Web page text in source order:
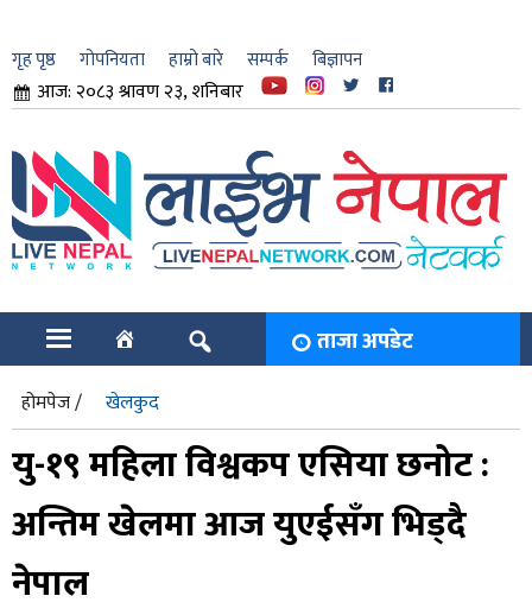
गृह पृष्ठ गोपनियता हाम्रो बारे सम्पर्क बिज्ञापन
आज: २०८३ श्रावण २३, शनिबार
ताजा अपडेट
होमपेज / खेलकुद
यु-१९ महिला विश्वकप एसिया छनोट :
अन्तिम खेलमा आज युएईसँग भिड्दै
नेपाल